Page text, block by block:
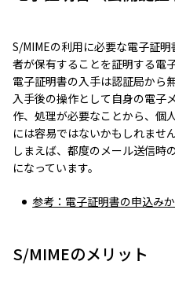
S/MIMEの利用に必要な電子証
者が保有することを証明する電
電子証明書の入手は認証局から
入手後の操作として自身の電子
作、処理が必要なことから、個
には容易ではないかもしれませ
しまえば、都度のメール送信時
になっています。
参考：電子証明書の申込み
S/MIMEのメリット